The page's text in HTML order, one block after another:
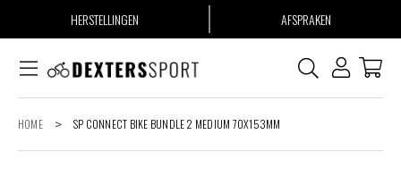
HERSTELLINGEN AFSPRAKEN
HOME > SP CONNECT BIKE BUNDLE 2 MEDIUM 70X153MM